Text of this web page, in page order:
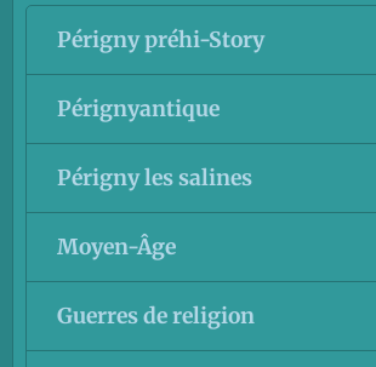
Périgny préhi-Story
Pérignyantique
Périgny les salines
Moyen-Âge
Guerres de religion